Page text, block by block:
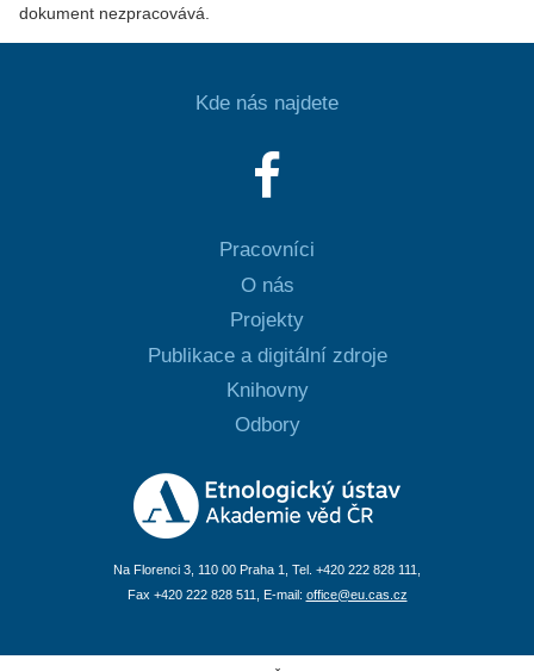
dokument nezpracovává.
Kde nás najdete
Pracovníci
O nás
Projekty
Publikace a digitální zdroje
Knihovny
Odbory
Na Florenci 3, 110 00 Praha 1, Tel. +420 222 828 111,
Fax +420 222 828 511, E-mail: office@eu.cas.cz